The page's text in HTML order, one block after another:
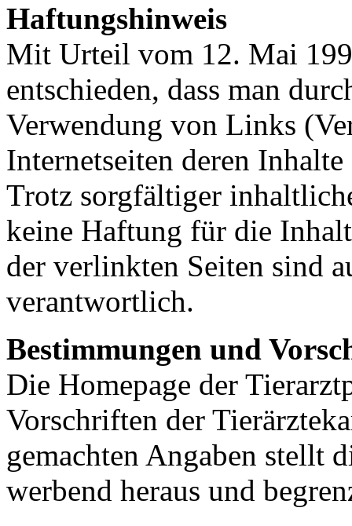
Haftungshinweis
Mit Urteil vom 12. Mai
entschieden, dass man
Verwendung von Links
Internetseiten deren
Trotz sorgfältiger
keine Haftung für die
der verlinkten Seiten sind
verantwortlich.
Bestimmungen und
Die Homepage der
Vorschriften der
gemachten Angaben stellt
werbend heraus und